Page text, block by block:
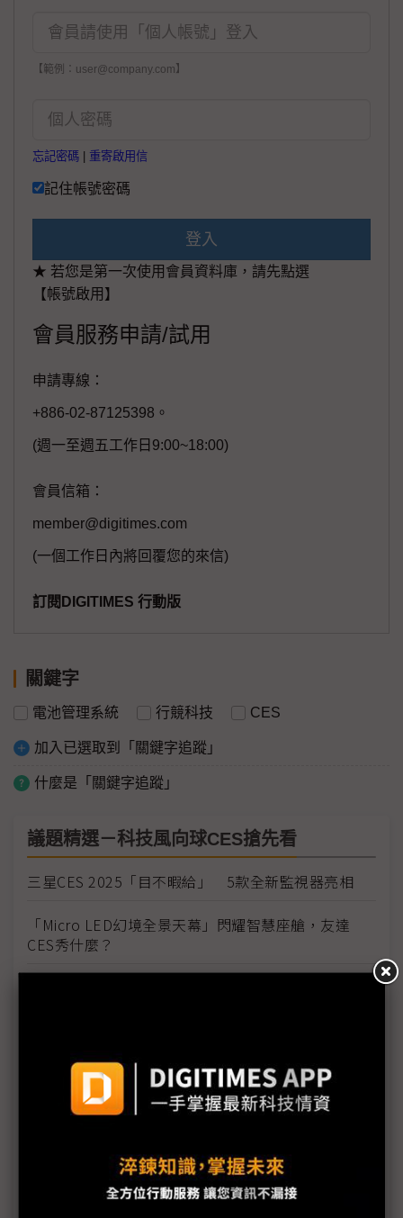
【範例：user@company.com】
忘記密碼 重寄啟用信
記住帳號密碼
登入
★ 若您是第一次使用會員資料庫，請先點選
【帳號啟用】
會員服務申請/試用
申請專線：
+886-02-87125398。
(週一至週五工作日9:00~18:00)
會員信箱：
member@digitimes.com
(一個工作日內將回覆您的來信)
訂閱DIGITIMES 行動版
關鍵字
電池管理系統 行競科技 CES
加入已選取到「關鍵字追蹤」
什麼是「關鍵字追蹤」
議題精選－科技風向球CES搶先看
三星CES 2025「目不暇給」 5款全新監視器亮相
「Micro LED幻境全景天幕」閃耀智慧座艙，友達
CES秀什麼？
LED+光波導AR、Sony空間畫下懸念
威剛CES秀實力 攜手慧榮推Gen5 SSD
富智康CES處女秀 展示車載多元方案
奇景CES全技術出擊 WiseEye、VR/AR新方案成焦點